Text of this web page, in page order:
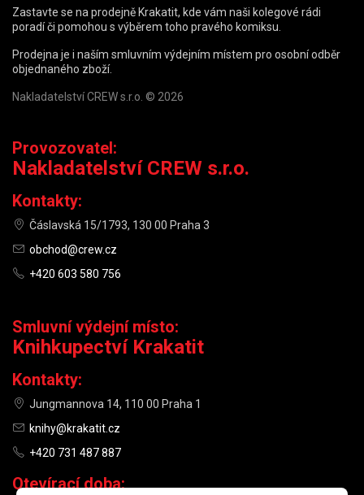
Zastavte se na prodejně Krakatit, kde vám naši kolegové rádi
poradí či pomohou s výběrem toho pravého komiksu.
Prodejna je i naším smluvním výdejním místem pro osobní odběr
objednaného zboží.
Nakladatelství CREW s.r.o. © 2026
Provozovatel:
Nakladatelství CREW s.r.o.
Kontakty:
Čáslavská 15/1793, 130 00 Praha 3
obchod@crew.cz
+420 603 580 756
Smluvní výdejní místo:
Knihkupectví Krakatit
Kontakty:
Jungmannova 14, 110 00 Praha 1
knihy@krakatit.cz
+420 731 487 887
Otevírací doba: